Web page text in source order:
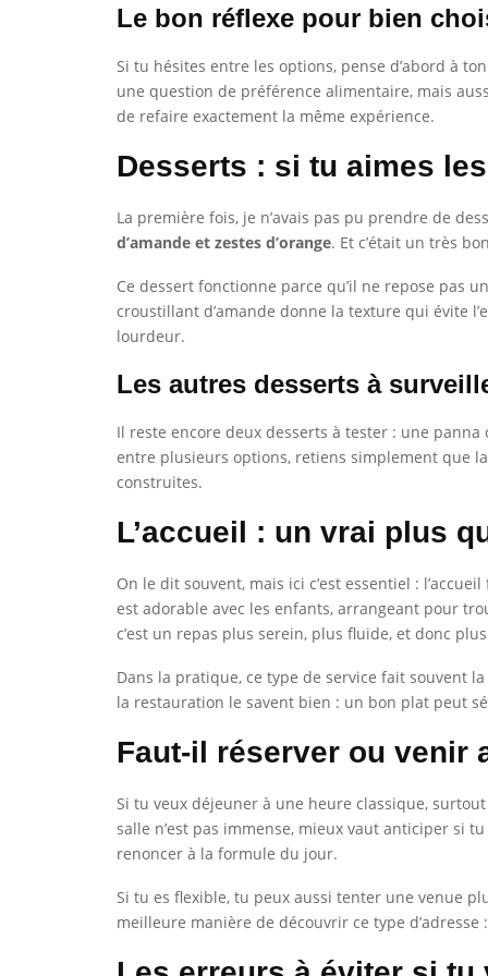
Le bon réflexe pour bien
Si tu hésites entre les options, pense d’abord à
une question de préférence alimentaire, mais
de refaire exactement la même expérience.
Desserts : si tu aimes
La première fois, je n’avais pas pu prendre de
d’amande et zestes d’orange. Et c’était un très
Ce dessert fonctionne parce qu’il ne repose pas
croustillant d’amande donne la texture qui évite
lourdeur.
Les autres desserts à
Il reste encore deux desserts à tester : une
entre plusieurs options, retiens simplement que
construites.
L’accueil : un vrai plus
On le dit souvent, mais ici c’est essentiel :
est adorable avec les enfants, arrangeant pour
c’est un repas plus serein, plus fluide, et donc
Dans la pratique, ce type de service fait souvent
la restauration le savent bien : un bon plat peut
Faut-il réserver ou venir
Si tu veux déjeuner à une heure classique,
salle n’est pas immense, mieux vaut anticiper si
renoncer à la formule du jour.
Si tu es flexible, tu peux aussi tenter une venue
meilleure manière de découvrir ce type